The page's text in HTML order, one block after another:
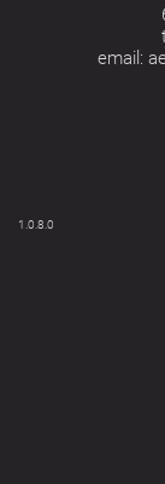
email:
1.0.8.0